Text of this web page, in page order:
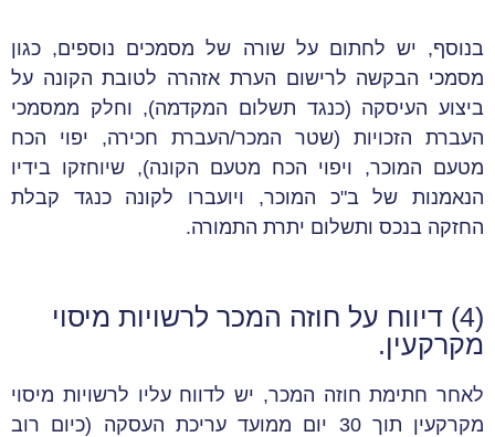
בנוסף, יש לחתום על שורה של מסמכים נוספים, כגון
מסמכי הבקשה לרישום הערת אזהרה לטובת הקונה על
ביצוע העיסקה (כנגד תשלום המקדמה), וחלק ממסמכי
העברת הזכויות (שטר המכר/העברת חכירה, יפוי הכח
מטעם המוכר, ויפוי הכח מטעם הקונה), שיוחזקו בידיו
הנאמנות של ב"כ המוכר, ויועברו לקונה כנגד קבלת
החזקה בנכס ותשלום יתרת התמורה.
(4) דיווח על חוזה המכר לרשויות מיסוי
מקרקעין.
לאחר חתימת חוזה המכר, יש לדווח עליו לרשויות מיסוי
מקרקעין תוך 30 יום ממועד עריכת העסקה (כיום רוב